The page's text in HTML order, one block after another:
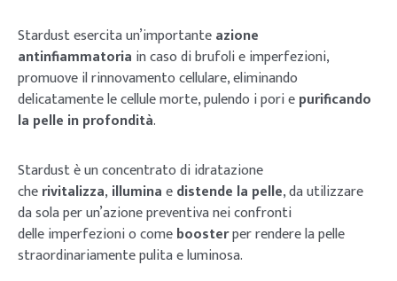
Stardust esercita un’importanteazione
antinfiammatoria in caso di brufoli e imperfezioni,
promuove il rinnovamento cellulare, eliminando
delicatamente le cellule morte, pulendo i pori epurificando
la pelle in profondità.
Stardust è un concentrato di idratazione
cherivitalizza, illuminaedistende la pelle, da utilizzare
da sola per un’azione preventiva nei confronti
delle imperfezioni o comeboosterper rendere la pelle
straordinariamente pulita e luminosa.